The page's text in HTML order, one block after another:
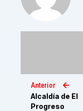
Anterior
Alcaldía de El
Progreso